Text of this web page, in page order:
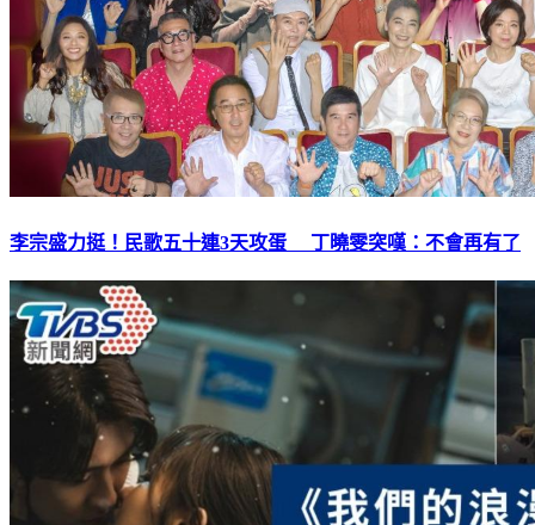
李宗盛力挺！民歌五十連3天攻蛋 丁曉雯突嘆：不會再有了